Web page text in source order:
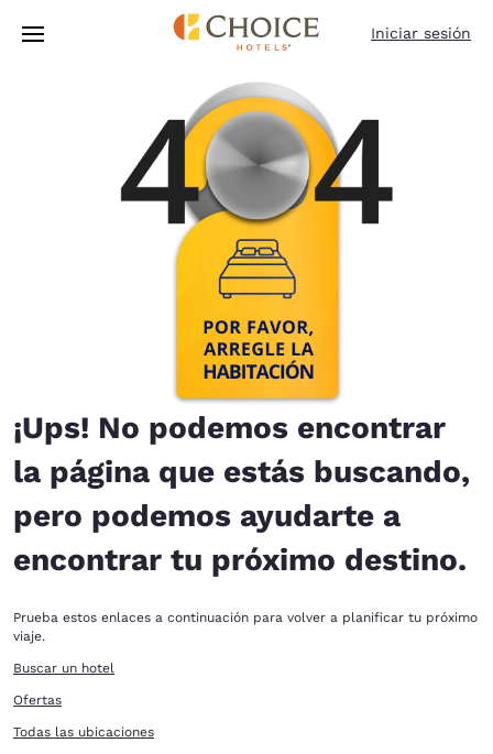
Pasar A Contenido Principal
Iniciar sesión
¡Ups! No podemos encontrar
la página que estás buscando,
pero podemos ayudarte a
encontrar tu próximo destino.
Prueba estos enlaces a continuación para volver a planificar tu próximo
viaje.
Buscar un hotel
Ofertas
Todas las ubicaciones